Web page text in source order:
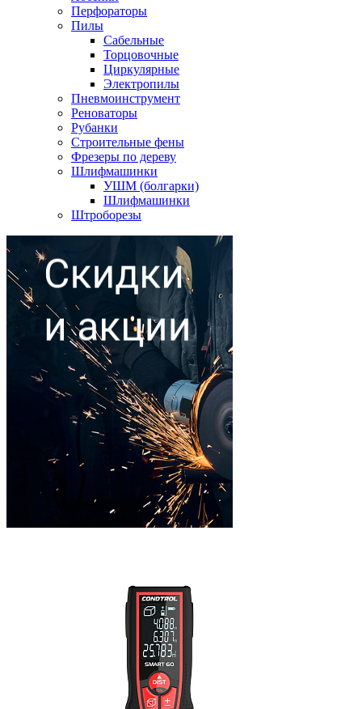
Перфораторы
Пилы
Сабельные
Торцовочные
Циркулярные
Электропилы
Пневмоинструмент
Реноваторы
Рубанки
Строительные фены
Фрезеры по дереву
Шлифмашинки
УШМ (болгарки)
Шлифмашинки
Штроборезы